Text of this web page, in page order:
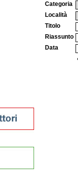
Categoria
Località
Titolo
Riassunto
Data